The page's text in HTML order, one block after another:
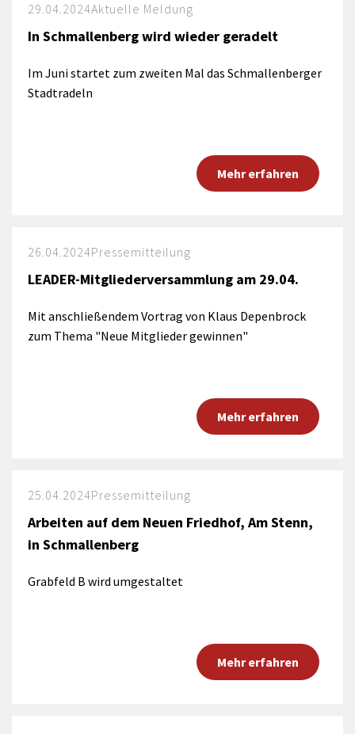
29.04.2024Aktuelle Meldung
In Schmallenberg wird wieder geradelt
Im Juni startet zum zweiten Mal das Schmallenberger
Stadtradeln
Mehr erfahren
26.04.2024Pressemitteilung
LEADER-Mitgliederversammlung am 29.04.
Mit anschließendem Vortrag von Klaus Depenbrock
zum Thema "Neue Mitglieder gewinnen"
Mehr erfahren
25.04.2024Pressemitteilung
Arbeiten auf dem Neuen Friedhof, Am Stenn,
in Schmallenberg
Grabfeld B wird umgestaltet
Mehr erfahren